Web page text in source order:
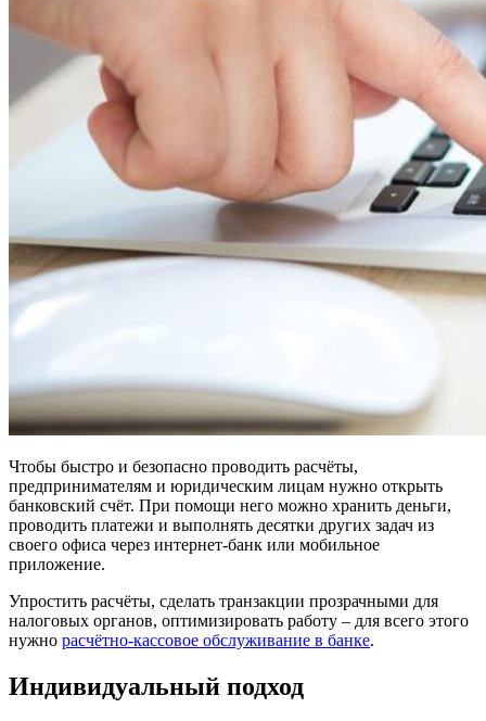
Чтобы быстро и безопасно проводить расчёты,
предпринимателям и юридическим лицам нужно открыть
банковский счёт. При помощи него можно хранить деньги,
проводить платежи и выполнять десятки других задач из
своего офиса через интернет-банк или мобильное
приложение.
Упростить расчёты, сделать транзакции прозрачными для
налоговых органов, оптимизировать работу – для всего этого
нужно расчётно-кассовое обслуживание в банке.
Индивидуальный подход